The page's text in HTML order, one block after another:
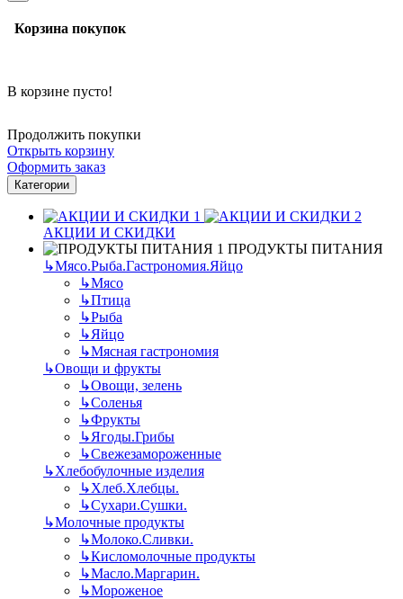
Корзина покупок
В корзине пусто!
Продолжить покупки
Открыть корзину
Оформить заказ
Категории
АКЦИИ И СКИДКИ
ПРОДУКТЫ ПИТАНИЯ
↳Мясо.Рыба.Гастрономия.Яйцо
↳Мясо
↳Птица
↳Рыба
↳Яйцо
↳Мясная гастрономия
↳Овощи и фрукты
↳Овощи, зелень
↳Соленья
↳Фрукты
↳Ягоды.Грибы
↳Свежезамороженные
↳Хлебобулочные изделия
↳Хлеб.Хлебцы.
↳Сухари.Сушки.
↳Молочные продукты
↳Молоко.Сливки.
↳Кисломолочные продукты
↳Масло.Маргарин.
↳Мороженое